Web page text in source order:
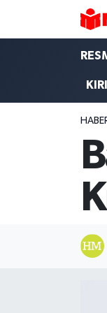
Hava
Trafik
Süper Lig
Tüm
Son Dakika